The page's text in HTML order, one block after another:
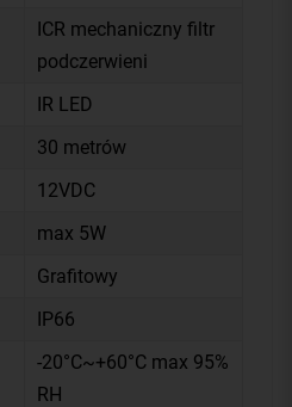
ICR mechaniczny filtr
podczerwieni
IR LED
30 metrów
12VDC
max 5W
Grafitowy
IP66
-20°C~+60°C max 95%
RH